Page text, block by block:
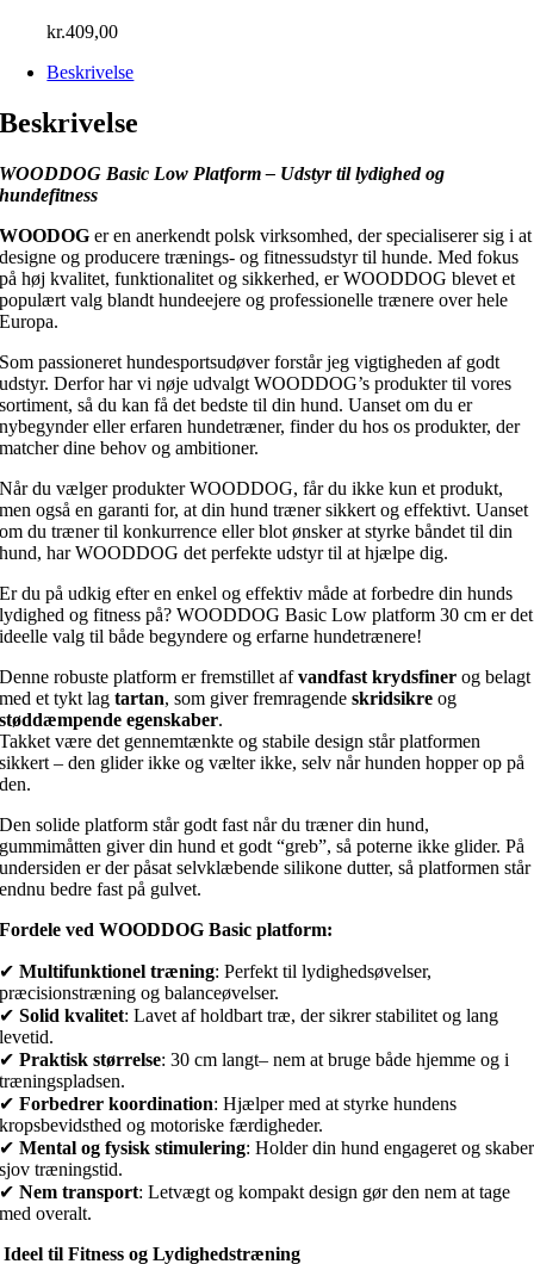
kr.409,00
Beskrivelse
Beskrivelse
WOODDOG Basic Low Platform – Udstyr til lydighed og
hundefitness
WOODOG er en anerkendt polsk virksomhed, der specialiserer sig i at
designe og producere trænings- og fitnessudstyr til hunde. Med fokus
på høj kvalitet, funktionalitet og sikkerhed, er WOODDOG blevet et
populært valg blandt hundeejere og professionelle trænere over hele
Europa.
Som passioneret hundesportsudøver forstår jeg vigtigheden af godt
udstyr. Derfor har vi nøje udvalgt WOODDOG’s produkter til vores
sortiment, så du kan få det bedste til din hund. Uanset om du er
nybegynder eller erfaren hundetræner, finder du hos os produkter, der
matcher dine behov og ambitioner.
Når du vælger produkter WOODDOG, får du ikke kun et produkt,
men også en garanti for, at din hund træner sikkert og effektivt. Uanset
om du træner til konkurrence eller blot ønsker at styrke båndet til din
hund, har WOODDOG det perfekte udstyr til at hjælpe dig.
Er du på udkig efter en enkel og effektiv måde at forbedre din hunds
lydighed og fitness på? WOODDOG Basic Low platform 30 cm er det
ideelle valg til både begyndere og erfarne hundetrænere!
Denne robuste platform er fremstillet afvandfast krydsfiner og belagt
med et tykt lagtartan, som giver fremragendeskridsikre og
støddæmpende egenskaber.
Takket være det gennemtænkte og stabile design står platformen
sikkert – den glider ikke og vælter ikke, selv når hunden hopper op på
den.
Den solide platform står godt fast når du træner din hund,
gummimåtten giver din hund et godt “greb”, så poterne ikke glider. På
undersiden er der påsat selvklæbende silikone dutter, så platformen står
endnu bedre fast på gulvet.
Fordele ved WOODDOG Basic platform:
✔Multifunktionel træning: Perfekt til lydighedsøvelser,
præcisionstræning og balanceøvelser.
✔Solid kvalitet: Lavet af holdbart træ, der sikrer stabilitet og lang
levetid.
✔Praktisk størrelse: 30 cm langt– nem at bruge både hjemme og i
træningspladsen.
✔Forbedrer koordination: Hjælper med at styrke hundens
kropsbevidsthed og motoriske færdigheder.
✔Mental og fysisk stimulering: Holder din hund engageret og skaber
sjov træningstid.
✔Nem transport: Letvægt og kompakt design gør den nem at tage
med overalt.
Ideel til Fitness og Lydighedstræning